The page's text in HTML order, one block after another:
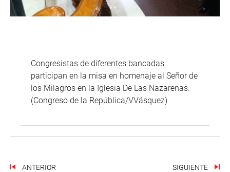
Congresistas de diferentes bancadas
participan en la misa en homenaje al Señor de
los Milagros en la Iglesia De Las Nazarenas.
(Congreso de la República/VVásquez)
ANTERIOR SIGUIENTE